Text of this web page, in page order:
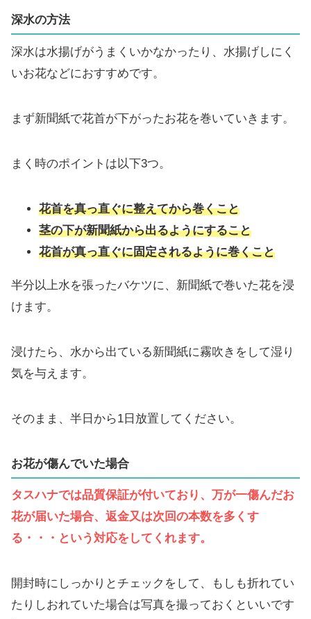
深水の方法
深水は水揚げがうまくいかなかったり、水揚げしにく
いお花などにおすすめです。
まず新聞紙で花首が下がったお花を巻いていきます。
まく時のポイントは以下3つ。
花首を真っ直ぐに整えてから巻くこと
茎の下が新聞紙から出るようにすること
花首が真っ直ぐに固定されるように巻くこと
半分以上水を張ったバケツに、新聞紙で巻いた花を浸
けます。
浸けたら、水から出ている新聞紙に霧吹きをして湿り
気を与えます。
そのまま、半日から1日放置してください。
お花が傷んでいた場合
タスハナでは品質保証が付いており、万が一傷んだお
花が届いた場合、返金又は次回の本数を多くす
る・・・という対応をしてくれます。
開封時にしっかりとチェックをして、もしも折れてい
たりしおれていた場合は写真を撮っておくといいです